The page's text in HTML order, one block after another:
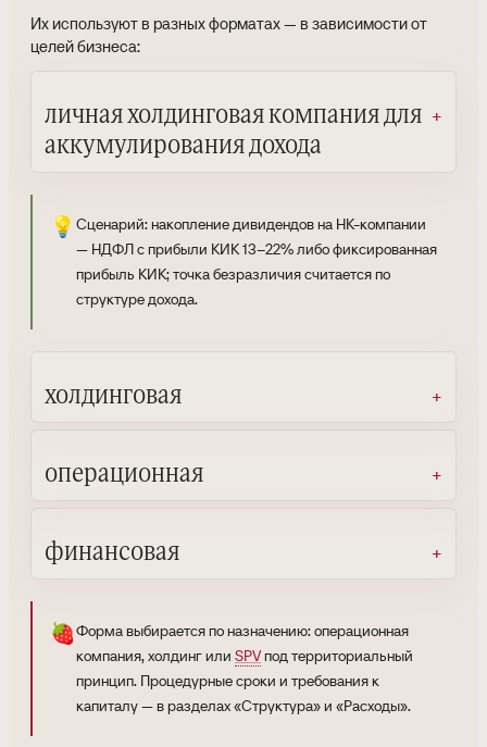
Их используют в разных форматах — в зависимости от
целей бизнеса:
личная холдинговая компания для
аккумулирования дохода
💡 Сценарий: накопление дивидендов на HK-компании
— НДФЛ с прибыли КИК 13–22% либо фиксированная
прибыль КИК; точка безразличия считается по
структуре дохода.
холдинговая
операционная
финансовая
🍓Форма выбирается по назначению: операционная
компания, холдинг или SPVпод территориальный
принцип. Процедурные сроки и требования к
капиталу — в разделах «Структура» и «Расходы».